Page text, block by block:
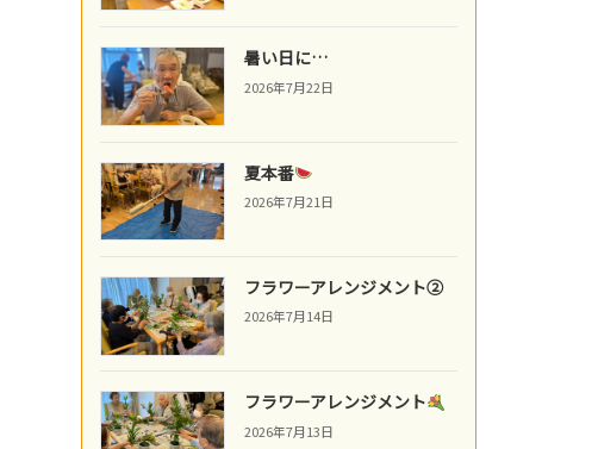
暑い日に…
2026年7月22日
夏本番
2026年7月21日
フラワーアレンジメント②
2026年7月14日
フラワーアレンジメント
2026年7月13日